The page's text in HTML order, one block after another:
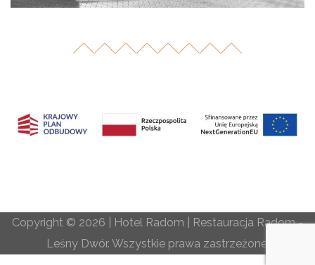
Copyright © 2026 | Hotel Radom Restauracja Radom-
Leśny Dwór. Wszystkie prawa zastrzeżone.